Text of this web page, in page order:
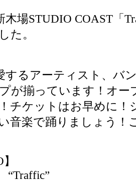
木場STUDIO COAST「
た。
するアーティスト、バ
が揃っています！オー
チケットはお早めに！
音楽で踊りましょう！
“Traffic”